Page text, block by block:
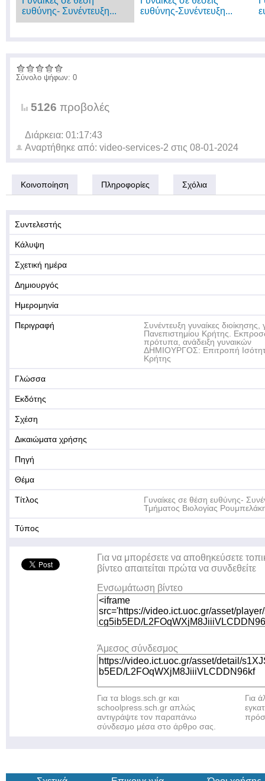
ευθύνης- Συνέντευξη...
ευθύνης-Συνέντευξη...
Σύνολο ψήφων: 0
5126 προβολές
Διάρκεια: 01:17:43
Αναρτήθηκε από: video-services-2 στις 08-01-2024
Κοινοποίηση Πληροφορίες Σχόλια
Συντελεστής
Κάλυψη
Σχετική ημέρα
Δημιουργός
Ημερομηνία
Περιγραφή
Συνέντευξη γυναίκες διοίκησης,
Πανεπιστημίου Κρήτης.
πρότυπα, ανάδειξη γυναικών
ΔΗΜΙΟΥΡΓΟΣ: Επιτροπή
Κρήτης
Γλώσσα
Εκδότης
Σχέση
Δικαιώματα χρήσης
Πηγή
Θέμα
Τίτλος
Γυναίκες σε θέση ευθύνης-
Τμήματος Βιολογίας
Τύπος
Για να μπορέσετε να αποθηκεύσετε
βίντεο απαιτείται πρώτα να συνδεθείτε
Ενσωμάτωση βίντεο
Άμεσος σύνδεσμος
Για τα blogs.sch.gr και
schoolpress.sch.gr απλώς
αντιγράψτε τον παραπάνω
σύνδεσμο μέσα στο άρθρο σας.
Για